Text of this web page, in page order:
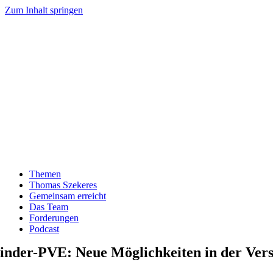
Zum Inhalt springen
Themen
Thomas Szekeres
Gemeinsam erreicht
Das Team
Forderungen
Podcast
PVE: Neue Möglichkeiten in der